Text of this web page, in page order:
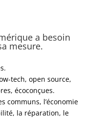
a besoin
mesure.
tech, open source,
écoconçues.
communs, l’économie
la réparation, le